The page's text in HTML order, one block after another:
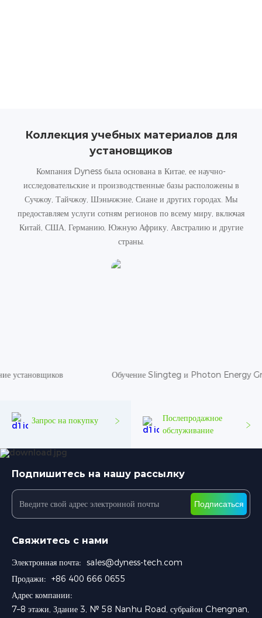
Коллекция учебных материалов для
установщиков
Компания Dyness была основана в Китае, ее научно-
исследовательские и производственные базы расположены в
Сучжоу, Тайчжоу, Шэньчжэне, Сиане и других городах. Мы
предоставляем услуги сотням регионов по всему миру, включая
Китай, США, Германию, Южную Африку, Австралию и другие
страны.
Обучение Slingteg и Photon Energy
Запрос на покупку
Послепродажное
обслуживание
Подпишитесь на нашу рассылку
Подписаться
Свяжитесь с нами
Электронная почта: sales@dyness-tech.com
Продажи: +86 400 666 0655
Адрес компании:
7–8 этажи, Здание 3, № 58 Nanhu Road, субрайон Chengnan,